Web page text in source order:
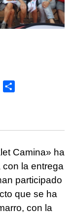
Email
Camina» ha
la entrega
participado
que se ha
con la